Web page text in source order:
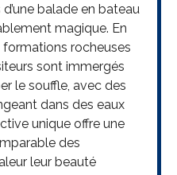
balade en bateau
magique. En
rocheuses
sont immergés
le souffle, avec des
dans des eaux
unique offre une
des
leur beauté